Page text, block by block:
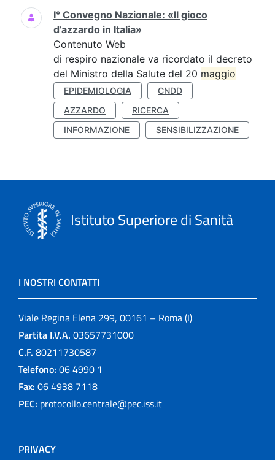
Ricerca
I° Convegno Nazionale: «Il gioco
d’azzardo in Italia»
Contenuto Web
di respiro nazionale va ricordato il decreto
del Ministro della Salute del 20 maggio
EPIDEMIOLOGIA
CNDD
AZZARDO
RICERCA
INFORMAZIONE
SENSIBILIZZAZIONE
Istituto Superiore di Sanità
I NOSTRI CONTATTI
Viale Regina Elena 299, 00161 – Roma (I)
Partita I.V.A. 03657731000
C.F. 80211730587
Telefono: 06 4990 1
Fax: 06 4938 7118
PEC: protocollo.centrale@pec.iss.it
PRIVACY